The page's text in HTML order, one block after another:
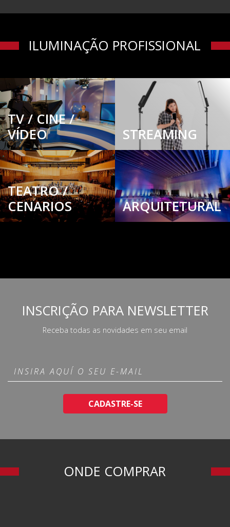
ILUMINAÇÃO PROFISSIONAL
TV / CINE /
VÍDEO
STREAMING
TEATRO /
CENARIOS
ARQUITETURAL
INSCRIÇÃO PARA NEWSLETTER
Receba todas as novidades em seu email
CADASTRE-SE
ONDE COMPRAR